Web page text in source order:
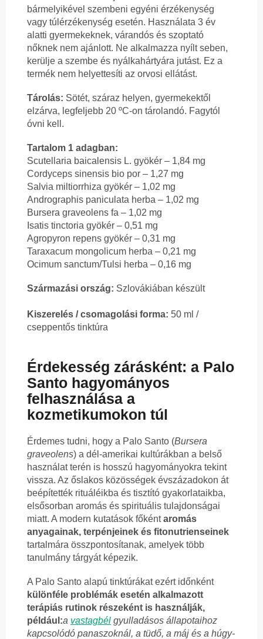
bármelyikével szembeni egyéni érzékenység
vagy túlérzékenység esetén. Használata 3 év
alatti gyermekeknek, várandós és szoptató
nőknek nem ajánlott. Ne alkalmazza nyílt seben,
kerülje a szembe és nyálkahártyára jutást. Ez a
termék nem helyettesíti az orvosi ellátást.
Tárolás: Sötét, száraz helyen, gyermekektől
elzárva, legfeljebb 20 ºC-on tárolandó. Fagytól
óvni kell.
Tartalom 1 adagban:
Scutellaria baicalensis L. gyökér – 1,84 mg
Cordyceps sinensis bio por – 1,27 mg
Salvia miltiorrhiza gyökér – 1,02 mg
Andrographis paniculata herba – 1,02 mg
Bursera graveolens fa – 1,02 mg
Isatis tinctoria gyökér – 0,51 mg
Agropyron repens gyökér – 0,31 mg
Taraxacum mongolicum herba – 0,21 mg
Ocimum sanctum/Tulsi herba – 0,16 mg
Származási ország: Szlovákiában készült
Kiszerelés / csomagolási forma: 50 ml /
cseppentős tinktúra
Érdekesség zárásként: a Palo
Santo hagyományos
felhasználása a
kozmetikumokon túl
Érdemes tudni, hogy a Palo Santo (Bursera
graveolens) a dél-amerikai kultúrákban a belső
használat terén is hosszú hagyományokra tekint
vissza. Az őslakos közösségek évszázadokon át
beépítették rituáléikba és tisztító gyakorlataikba,
elsősorban aromás és spirituális tulajdonságai
miatt. A modern kutatások főkéntaromás
anyagainak, terpénjeinek és fitonutrienseinek
tartalmára összpontosítanak, amelyek több
tanulmány tárgyát képezik.
A Palo Santo alapú tinktúrákat ezért időnként
különféle problémák esetén alkalmazott
terápiás rutinok részeként is használják,
például:a vastagbél gyulladásos állapotaihoz
kapcsolódó panaszoknál, a tüdő, a máj és a húgy-